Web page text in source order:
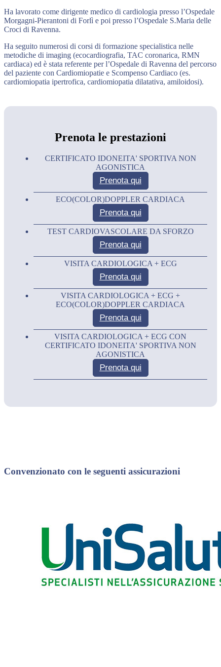
Ha lavorato come dirigente medico di cardiologia presso l’Ospedale
Morgagni-Pierantoni di Forlì e poi presso l’Ospedale S.Maria delle
Croci di Ravenna.
Ha seguito numerosi di corsi di formazione specialistica nelle
metodiche di imaging (ecocardiografia, TAC coronarica, RMN
cardiaca) ed è stata referente per l’Ospedale di Ravenna del percorso
del paziente con Cardiomiopatie e Scompenso Cardiaco (es.
cardiomiopatia ipertrofica, cardiomiopatia dilatativa, amiloidosi).
Prenota le prestazioni
CERTIFICATO IDONEITA' SPORTIVA NON
AGONISTICA
Prenota qui
ECO(COLOR)DOPPLER CARDIACA
Prenota qui
TEST CARDIOVASCOLARE DA SFORZO
Prenota qui
VISITA CARDIOLOGICA + ECG
Prenota qui
VISITA CARDIOLOGICA + ECG +
ECO(COLOR)DOPPLER CARDIACA
Prenota qui
VISITA CARDIOLOGICA + ECG CON
CERTIFICATO IDONEITA' SPORTIVA NON
AGONISTICA
Prenota qui
Convenzionato con le seguenti assicurazioni